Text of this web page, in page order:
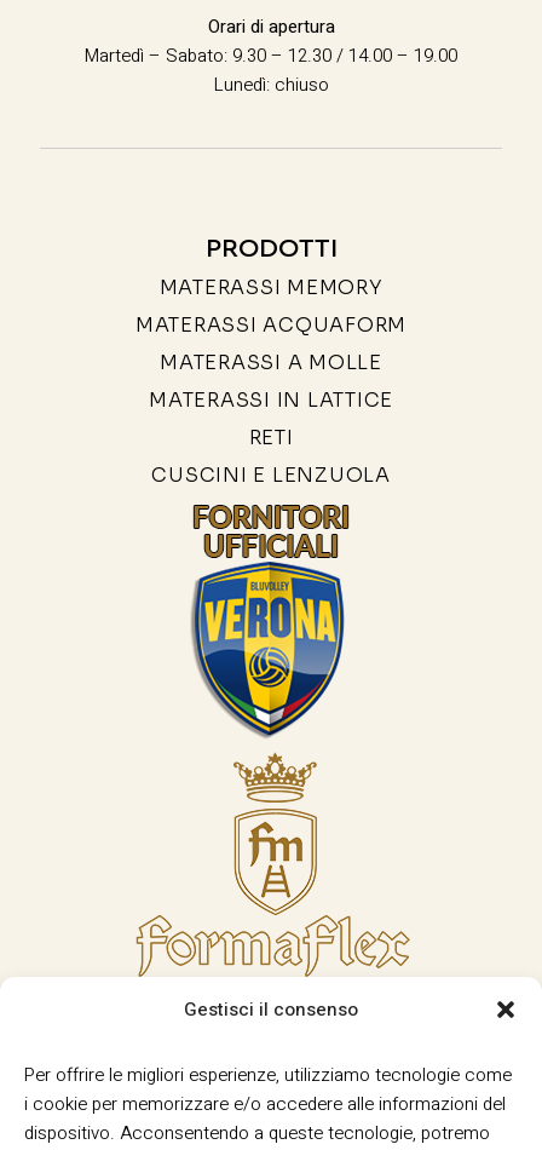
Gestisci il consenso
Per offrire le migliori esperienze, utilizziamo tecnologie come
i cookie per memorizzare e/o accedere alle informazioni del
dispositivo. Acconsentendo a queste tecnologie, potremo
Orari di apertura
Martedì – Sabato: 9.30 – 12.30 / 14.00 – 19.00
Lunedì: chiuso
PRODOTTI
MATERASSI MEMORY
MATERASSI ACQUAFORM
MATERASSI A MOLLE
MATERASSI IN LATTICE
RETI
CUSCINI E LENZUOLA